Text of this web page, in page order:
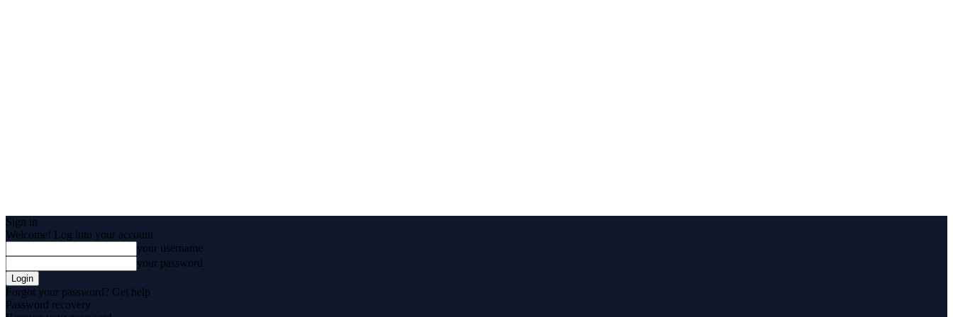
Sign in
Welcome! Log into your account
your username
your password
Forgot your password? Get help
Password recovery